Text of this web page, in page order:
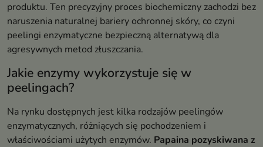
produktu. Ten precyzyjny proces biochemiczny zachodzi bez
naruszenia naturalnej bariery ochronnej skóry, co czyni
peelingi enzymatyczne bezpieczną alternatywą dla
agresywnych metod złuszczania.
Jakie enzymy wykorzystuje się w
peelingach?
Na rynku dostępnych jest kilka rodzajów peelingów
enzymatycznych, różniących się pochodzeniem i
właściwościami użytych enzymów. Papaina pozyskiwana z